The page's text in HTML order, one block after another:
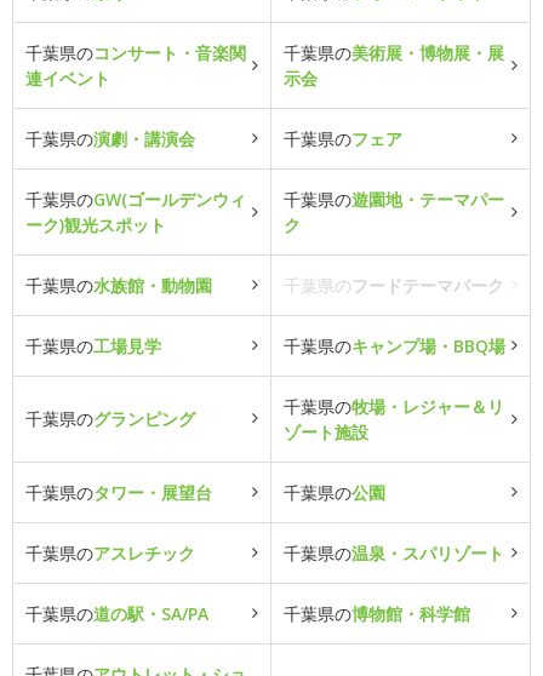
千葉県のコンサート・音楽関
連イベント
千葉県の美術展・博物展・展
示会
千葉県の演劇・講演会 千葉県のフェア
千葉県のGW(ゴールデンウィ
ーク)観光スポット
千葉県の遊園地・テーマパー
ク
千葉県の水族館・動物園 千葉県のフードテーマパーク
千葉県の工場見学 千葉県のキャンプ場・BBQ場
千葉県のグランピング
千葉県の牧場・レジャー＆リ
ゾート施設
千葉県のタワー・展望台 千葉県の公園
千葉県のアスレチック 千葉県の温泉・スパリゾート
千葉県の道の駅・SA/PA 千葉県の博物館・科学館